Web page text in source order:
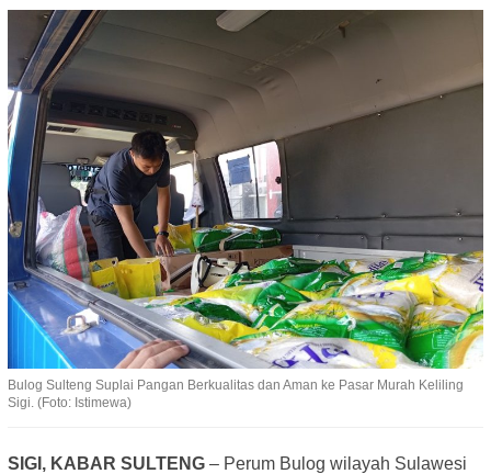
Bulog Sulteng Suplai Pangan Berkualitas dan Aman ke Pasar Murah Keliling
Sigi. (Foto: Istimewa)
SIGI, KABAR SULTENG – Perum Bulog wilayah Sulawesi